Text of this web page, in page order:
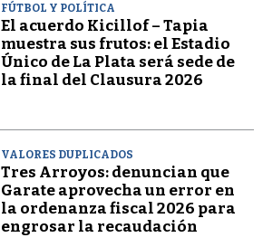
FÚTBOL Y POLÍTICA
El acuerdo Kicillof – Tapia
muestra sus frutos: el Estadio
Único de La Plata será sede de
la final del Clausura 2026
VALORES DUPLICADOS
Tres Arroyos: denuncian que
Garate aprovecha un error en
la ordenanza fiscal 2026 para
engrosar la recaudación